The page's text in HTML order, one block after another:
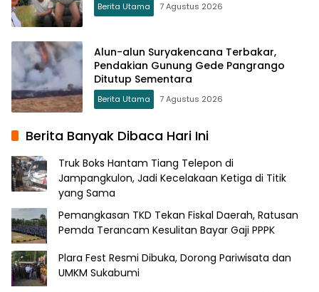
Berita Utama 7 Agustus 2026
Alun-alun Suryakencana Terbakar,
Pendakian Gunung Gede Pangrango
Ditutup Sementara
Berita Utama 7 Agustus 2026
Berita Banyak Dibaca Hari Ini
Truk Boks Hantam Tiang Telepon di
Jampangkulon, Jadi Kecelakaan Ketiga di Titik
yang Sama
Pemangkasan TKD Tekan Fiskal Daerah, Ratusan
Pemda Terancam Kesulitan Bayar Gaji PPPK
Plara Fest Resmi Dibuka, Dorong Pariwisata dan
UMKM Sukabumi